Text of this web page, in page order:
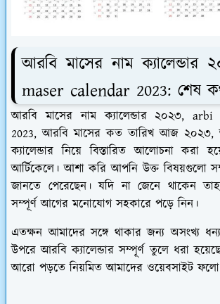
আরবি মাসের নাম
maser calendar 2023: শেষ
আরবি মাসের নাম ক্যালেন্ডার ২০২৩,
2023, আরবি মাসের কত তারিখ আজ ২০২৩,
ক্যালেন্ডার নিয়ে বিস্তারিত আলোচনা
আর্টিকেলে। আশা করি আপনি উক্ত বিষয়গুলো
জানতে পেরেছেন। যদি না জেনে থাকেন
সম্পূর্ণ আগের মনোযোগ সহকারে পড়ে নিন।
এতক্ষন আমাদের সঙ্গে থাকার জন্য অসংখ্য
উপরে আরবি ক্যালেন্ডার সম্পূর্ণ তুলে ধরা
আরো পড়তে নিয়মিত আমাদের ওয়েবসাইট